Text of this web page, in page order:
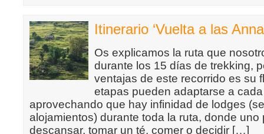
Itinerario ‘Vuelta a las
Os explicamos la ruta que
durante los 15 días de trekking,
ventajas de este recorrido es su
etapas pueden adaptarse a
aprovechando que hay infinidad de lodges
alojamientos) durante toda la ruta, donde uno
descansar, tomar un té, comer o decidir […]